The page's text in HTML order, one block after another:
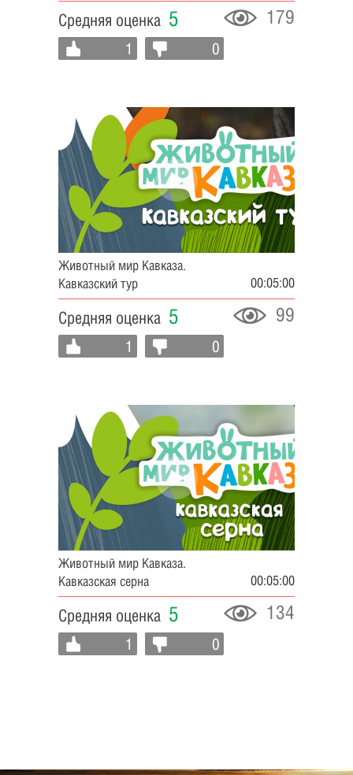
Средняя оценка 5 179
1 0
Животный мир Кавказа.
Кавказский тур
00:05:00
Средняя оценка 5 99
1 0
Животный мир Кавказа.
Кавказская серна
00:05:00
Средняя оценка 5 134
1 0